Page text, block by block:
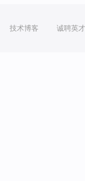
技术博客 诚聘英才